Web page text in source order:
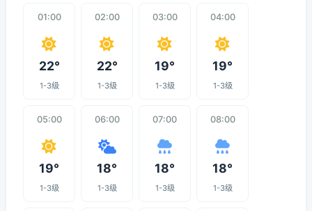
01:00
22°
1-3级
02:00
22°
1-3级
03:00
19°
1-3级
04:00
19°
1-3级
05:00
19°
1-3级
06:00
18°
1-3级
07:00
18°
1-3级
08:00
18°
1-3级